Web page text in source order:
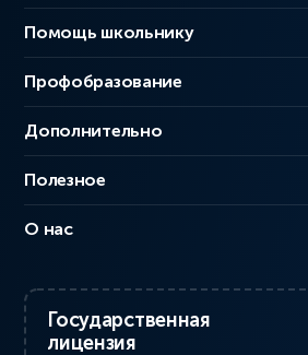
Помощь школьнику
Профобразование
Дополнительно
Полезное
О нас
Государственная
лицензия